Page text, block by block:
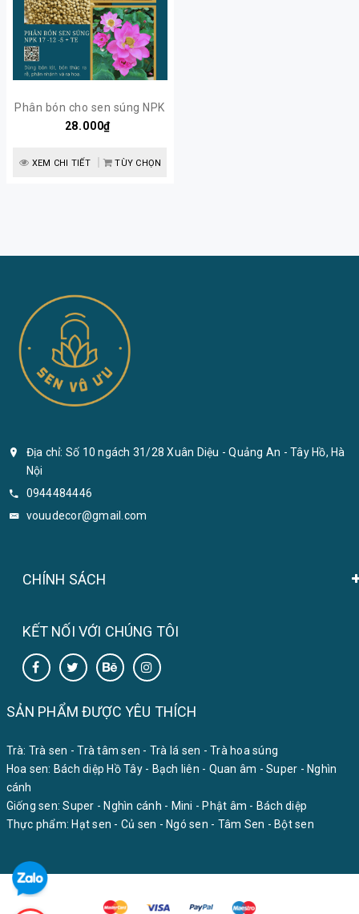
Phân bón cho sen súng NPK
17-12-5+TE | Sen Vô Ưu
28.000₫
XEM CHI TIẾT TÙY CHỌN
Địa chỉ: Số 10 ngách 31/28 Xuân Diệu - Quảng An - Tây Hồ, Hà
Nội
0944484446
vouudecor@gmail.com
CHÍNH SÁCH
KẾT NỐI VỚI CHÚNG TÔI
SẢN PHẨM ĐƯỢC YÊU THÍCH
Trà: Trà sen - Trà tâm sen - Trà lá sen - Trà hoa súng
Hoa sen: Bách diệp Hồ Tây- Bạch liên - Quan âm - Super - Nghìn
cánh
Giống sen: Super - Nghìn cánh - Mini - Phật âm - Bách diệp
Thực phẩm: Hạt sen - Củ sen - Ngó sen - Tâm Sen - Bột sen